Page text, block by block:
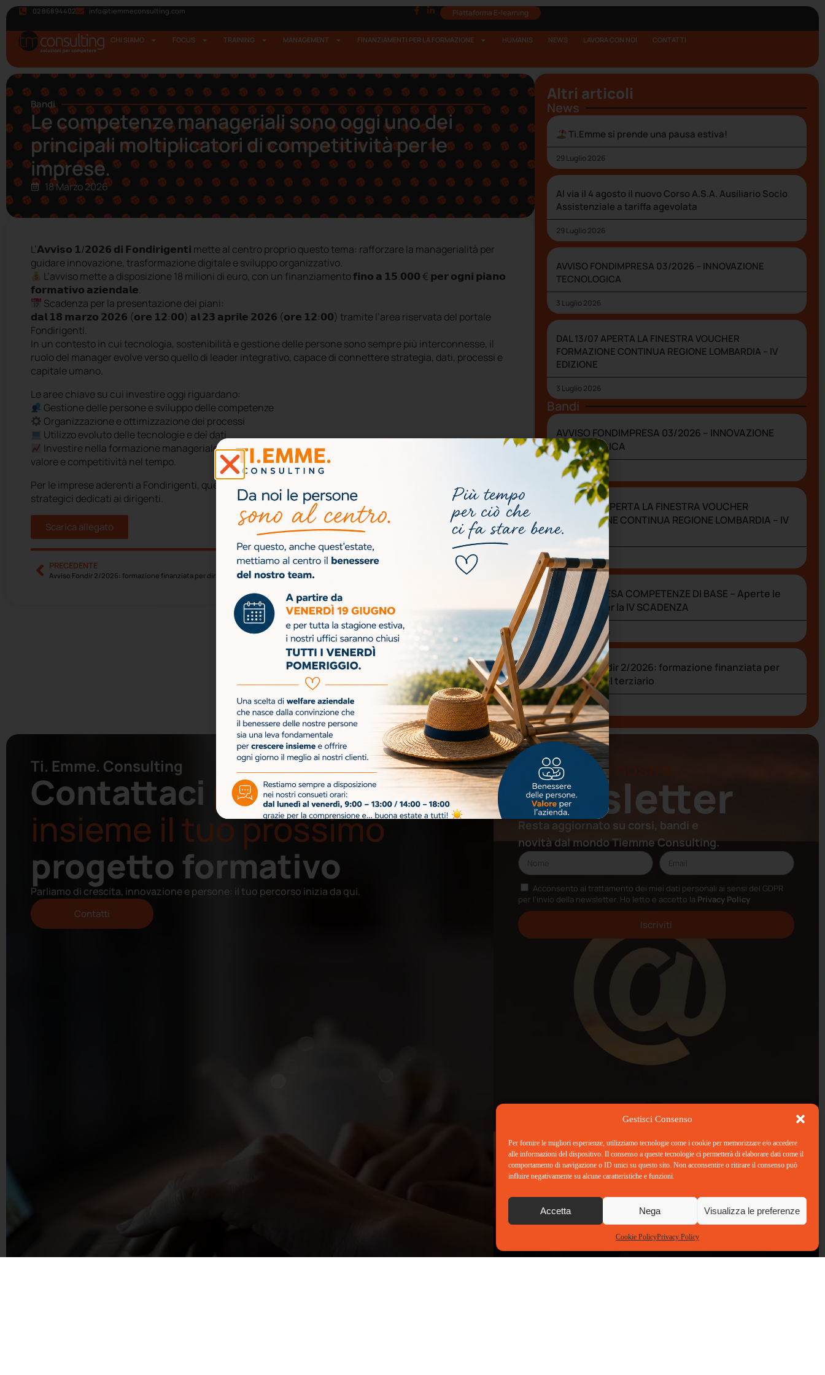
Gestisci Consenso
Per fornire le migliori esperienze, utilizziamo tecnologie come i cookie per memorizzare e/o accedere
alle informazioni del dispositivo. Il consenso a queste tecnologie ci permetterà di elaborare dati come il
comportamento di navigazione o ID unici su questo sito. Non acconsentire o ritirare il consenso può
influire negativamente su alcune caratteristiche e funzioni.
Accetta Nega Visualizza le preferenze
Cookie PolicyPrivacy Policy
02 86894402 info@tiemmeconsulting.com Piattaforma E-learning
CHI SIAMO FOCUS TRAINING MANAGEMENT FINANZIAMENTI PER LA FORMAZIONE HUMANIS NEWS LAVORA CON NOI CONTATTI
Bandi
Le competenze manageriali sono oggi uno dei
principali moltiplicatori di competitività per le
imprese.
18 Marzo 2026
L’𝗔𝘃𝘃𝗶𝘀𝗼 𝟭/𝟮𝟬𝟮𝟲 𝗱𝗶 𝗙𝗼𝗻𝗱𝗶𝗿𝗶𝗴𝗲𝗻𝘁𝗶 mette al centro proprio questo tema: rafforzare la managerialità per
guidare innovazione, trasformazione digitale e sviluppo organizzativo.
L’avviso mette a disposizione 18 milioni di euro, con un finanziamento𝗳𝗶𝗻𝗼 𝗮 𝟭𝟱.𝟬𝟬𝟬 € 𝗽𝗲𝗿𝗼𝗴𝗻𝗶 𝗽𝗶𝗮𝗻𝗼
𝗳𝗼𝗿𝗺𝗮𝘁𝗶𝘃𝗼 𝗮𝘇𝗶𝗲𝗻𝗱𝗮𝗹𝗲.
Scadenza per la presentazione dei piani:
𝗱𝗮𝗹 𝟭𝟴 𝗺𝗮𝗿𝘇𝗼 𝟮𝟬𝟮𝟲 (𝗼𝗿𝗲 𝟭𝟮:𝟬𝟬) 𝗮𝗹𝟮𝟯 𝗮𝗽𝗿𝗶𝗹𝗲 𝟮𝟬𝟮𝟲 (𝗼𝗿𝗲 𝟭𝟮:𝟬𝟬) tramite l’area riservata del portale
Fondirigenti.
In un contesto in cui tecnologia, sostenibilità e gestione delle persone sono sempre più interconnesse, il
ruolo del manager evolve verso quello di leader integrativo, capace di connettere strategia, dati, processi e
capitale umano.
Le aree chiave su cui investire oggi riguardano:
Gestione delle persone e sviluppo delle competenze
Organizzazione e ottimizzazione dei processi
Utilizzo evoluto delle tecnologie e dei dati
Investire nella formazione manageriale significa rafforzare la capacità delle organizzazioni di creare
valore e competitività nel tempo.
Per le imprese aderenti a Fondirigenti, questa è una concreta opportunità per progettare percorsi formativi
strategici dedicati ai dirigenti.
Scarica allegato
PRECEDENTE
Avviso Fondir 2/2026: formazione finanziata per dirigenti del terziario
SUCCESSIVO
Altri articoli
News
Ti.Emme si prende una pausa estiva!
29 Luglio 2026
Al via il 4 agosto il nuovo Corso A.S.A. Ausiliario Socio
Assistenziale a tariffa agevolata
29 Luglio 2026
AVVISO FONDIMPRESA 03/2026 – INNOVAZIONE
TECNOLOGICA
3 Luglio 2026
DAL 13/07 APERTA LA FINESTRA VOUCHER
FORMAZIONE CONTINUA REGIONE LOMBARDIA – IV
EDIZIONE
3 Luglio 2026
Bandi
AVVISO FONDIMPRESA 03/2026 – INNOVAZIONE
TECNOLOGICA
3 Luglio 2026
DAL 13/07 APERTA LA FINESTRA VOUCHER
FORMAZIONE CONTINUA REGIONE LOMBARDIA – IV
EDIZIONE
3 Luglio 2026
FONDIMPRESA COMPETENZE DI BASE – Aperte le
adesioni per la IV SCADENZA
25 Maggio 2026
Avviso Fondir 2/2026: formazione finanziata per
dirigenti del terziario
18 Marzo 2026
Ti. Emme. Consulting
Contattaci per costruire
insieme il tuo prossimo
progetto formativo
Parliamo di crescita, innovazione e persone: il tuo percorso inizia da qui.
Contatti
Iscriviti alla nostra
newsletter
Resta aggiornato su corsi, bandi e
novità dal mondo Tiemme Consulting.
Acconsento al trattamento dei miei dati personali ai sensi del GDPR
per l’invio della newsletter. Ho letto e accetto la Privacy Policy
Iscriviti